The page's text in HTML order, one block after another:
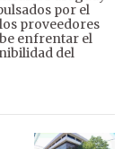
por el
proveedores
enfrentar el
del